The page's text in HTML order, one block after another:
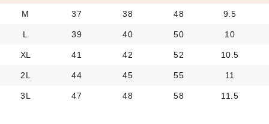
M 37 38 48 9.5
L 39 40 50 10
XL 41 42 52 10.5
2L 44 45 55 11
3L 47 48 58 11.5